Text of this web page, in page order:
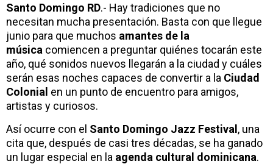
Santo Domingo RD.- Hay tradiciones que no
necesitan mucha presentación. Basta con que llegue
junio para que muchos amantes de la
música comiencen a preguntar quiénes tocarán este
año, qué sonidos nuevos llegarán a la ciudad y cuáles
serán esas noches capaces de convertir a la Ciudad
Colonial en un punto de encuentro para amigos,
artistas y curiosos.
Así ocurre con el Santo Domingo Jazz Festival, una
cita que, después de casi tres décadas, se ha ganado
un lugar especial en la agenda cultural dominicana.